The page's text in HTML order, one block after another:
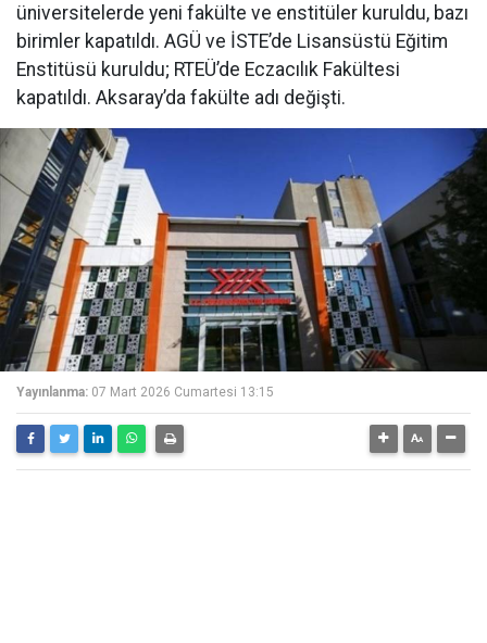
üniversitelerde yeni fakülte ve enstitüler kuruldu, bazı
birimler kapatıldı. AGÜ ve İSTE’de Lisansüstü Eğitim
Enstitüsü kuruldu; RTEÜ’de Eczacılık Fakültesi
kapatıldı. Aksaray’da fakülte adı değişti.
Yayınlanma: 07 Mart 2026 Cumartesi 13:15